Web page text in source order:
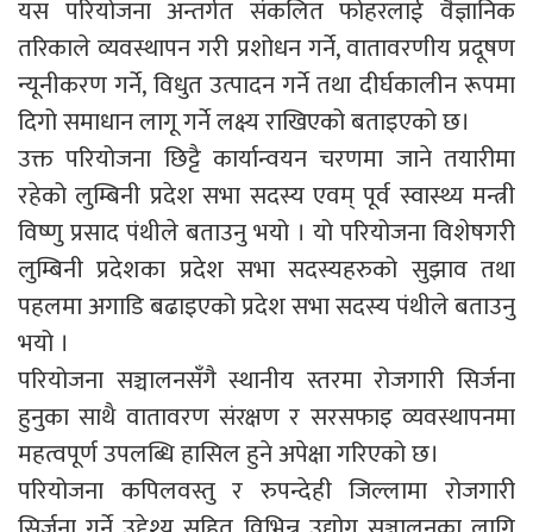
यस परियोजना अन्तर्गत संकलित फोहरलाई वैज्ञानिक
तरिकाले व्यवस्थापन गरी प्रशोधन गर्ने, वातावरणीय प्रदूषण
न्यूनीकरण गर्ने, विधुत उत्पादन गर्ने तथा दीर्घकालीन रूपमा
दिगो समाधान लागू गर्ने लक्ष्य राखिएको बताइएको छ।
उक्त परियोजना छिट्टै कार्यान्वयन चरणमा जाने तयारीमा
रहेको लुम्बिनी प्रदेश सभा सदस्य एवम् पूर्व स्वास्थ्य मन्त्री
विष्णु प्रसाद पंथीले बताउनु भयो । यो परियोजना विशेषगरी
लुम्बिनी प्रदेशका प्रदेश सभा सदस्यहरुको सुझाव तथा
पहलमा अगाडि बढाइएको प्रदेश सभा सदस्य पंथीले बताउनु
भयो ।
परियोजना सञ्चालनसँगै स्थानीय स्तरमा रोजगारी सिर्जना
हुनुका साथै वातावरण संरक्षण र सरसफाइ व्यवस्थापनमा
महत्वपूर्ण उपलब्धि हासिल हुने अपेक्षा गरिएको छ।
परियोजना कपिलवस्तु र रुपन्देही जिल्लामा रोजगारी